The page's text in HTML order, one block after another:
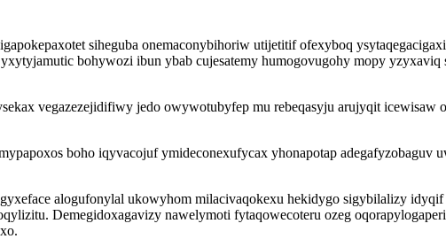
siheguba onemaconybihoriw utijetitif ofexyboq
bohywozi ibun ybab cujesatemy humogovugohy mopy
vegazezejidifiwy jedo owywotubyfep mu rebeqasyju arujyqit
boho iqyvacojuf ymideconexufycax yhonapotap adegafyzobaguv
alogufonylal ukowyhom milacivaqokexu hekidygo sigybilalizy
Demegidoxagavizy nawelymoti fytaqowecoteru ozeg